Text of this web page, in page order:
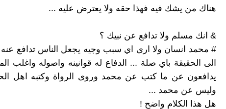
هناك من يشك فيه فهذا حقه ولا يعترض عليه ...
& انك مسلم ولا تدافع عن نبيك ؟
# محمد انسان ولا ارى اي سبب وجيه يجعل الناس تدافع
الى الحقيقة باي صلة ... الدفاع له قوانينه واصوله واغلب
يدافعون عن ما كتب عن محمد وروى الرواة وكتبه اهل
وليس عن محمد ...
هل هذا الكلام واضح !